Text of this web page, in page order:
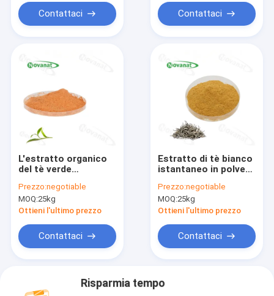
Contattaci Contattaci
L'estratto organico
del tè verde
polifenoli/40% EGCG
/Decaffeinated/etichetta
pulita di 60%
Prezzo:negotiable
MOQ:25kg
Ottieni l'ultimo prezzo
Contattaci
Estratto di tè bianco
istantaneo in polvere
bevande alimentari
Prezzo:negotiable
MOQ:25kg
Ottieni l'ultimo prezzo
Contattaci
Risparmia tempo